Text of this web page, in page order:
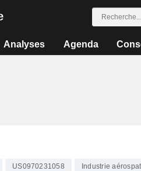
Analyses Agenda
US0970231058 Industrie